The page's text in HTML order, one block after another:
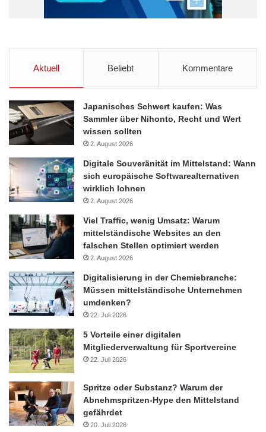
Aktuell Beliebt Kommentare
Japanisches Schwert kaufen: Was
Sammler über Nihonto, Recht und Wert
wissen sollten
2. August 2026
Digitale Souveränität im Mittelstand: Wann
sich europäische Softwarealternativen
wirklich lohnen
2. August 2026
Viel Traffic, wenig Umsatz: Warum
mittelständische Websites an den
falschen Stellen optimiert werden
2. August 2026
Digitalisierung in der Chemiebranche:
Müssen mittelständische Unternehmen
umdenken?
22. Juli 2026
5 Vorteile einer digitalen
Mitgliederverwaltung für Sportvereine
22. Juli 2026
Spritze oder Substanz? Warum der
Abnehmspritzen-Hype den Mittelstand
gefährdet
20. Juli 2026